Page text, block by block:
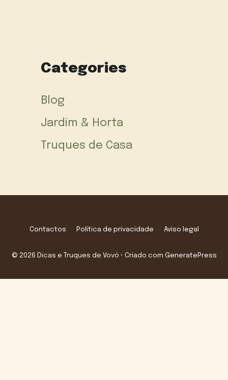
Categories
Blog
Jardim & Horta
Truques de Casa
Contactos Política de privacidade Aviso legal
© 2026 Dicas e Truques de Vovó • Criado com GeneratePress